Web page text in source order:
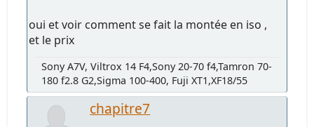
oui et voir comment se fait la montée en iso ,
et le prix
Sony A7V, Viltrox 14 F4,Sony 20-70 f4,Tamron 70-
180 f2.8 G2,Sigma 100-400, Fuji XT1,XF18/55
chapitre7